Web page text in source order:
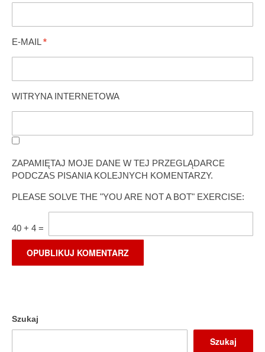
E-MAIL *
WITRYNA INTERNETOWA
ZAPAMIĘTAJ MOJE DANE W TEJ PRZEGLĄDARCE
PODCZAS PISANIA KOLEJNYCH KOMENTARZY.
PLEASE SOLVE THE "YOU ARE NOT A BOT" EXERCISE:
40 + 4 =
Szukaj
Szukaj